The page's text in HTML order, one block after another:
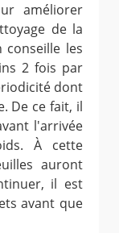
améliorer
de la
conseille les
2 fois par
dont
De ce fait, il
l'arrivée
À cette
auront
il est
avant que